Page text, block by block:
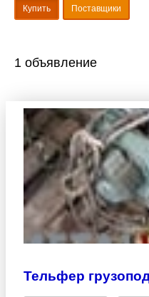
Купить Поставщики
1 объявление
Тельфер